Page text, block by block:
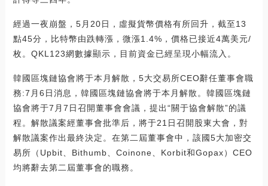
經過一夜崩盤，5月20日，虛擬貨幣價格有所回升，截至13
點45分，比特幣由跌轉漲，微漲1.4%，價格已接近4萬美元/
枚。QKL123網數據顯示，目前資金已經呈現小幅流入。
韓國區塊鏈協會將于本月解散，5大交易所CEO辭任董事會職
務:7月6日消息，韓國區塊鏈協會將于本月解散。韓國區塊鏈
協會將于7月7日召開董事會會議，提出“關于協會解散”的議
程。解散議案經董事會批準后，將于21日召開股東大會，對
解散議案作出最終決定。在第二屆董事會中，該國5大加密交
易所（Upbit、Bithumb、Coinone、Korbit和Gopax）CEO
均將辭去第二屆董事會的職務。